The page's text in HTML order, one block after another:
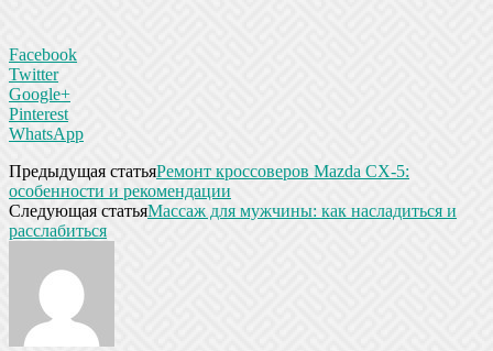
Facebook
Twitter
Google+
Pinterest
WhatsApp
Предыдущая статьяРемонт кроссоверов Mazda CX-5:
особенности и рекомендации
Следующая статьяМассаж для мужчины: как насладиться и
расслабиться